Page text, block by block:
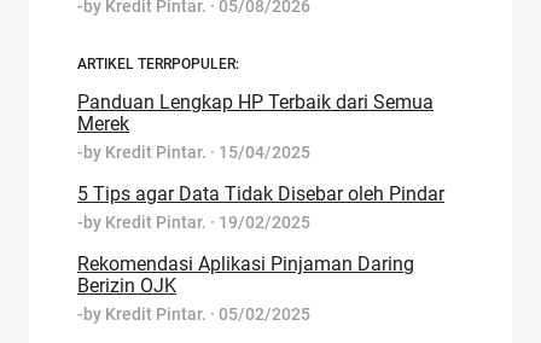
-by Kredit Pintar. · 05/08/2026
ARTIKEL TERRPOPULER:
Panduan Lengkap HP Terbaik dari Semua
Merek
-by Kredit Pintar. · 15/04/2025
5 Tips agar Data Tidak Disebar oleh Pindar
-by Kredit Pintar. · 19/02/2025
Rekomendasi Aplikasi Pinjaman Daring
Berizin OJK
-by Kredit Pintar. · 05/02/2025